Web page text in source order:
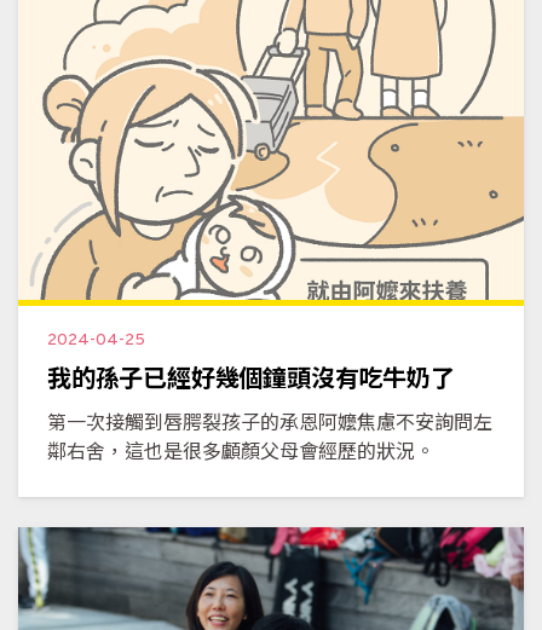
2024-04-25
我的孫子已經好幾個鐘頭沒有吃牛奶了
第一次接觸到唇腭裂孩子的承恩阿嬤焦慮不安詢問左
鄰右舍，這也是很多顱顏父母會經歷的狀況。